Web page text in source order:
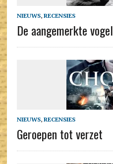
NIEUWS, RECENSIES
De aangemerkte vogel
NIEUWS, RECENSIES
Geroepen tot verzet